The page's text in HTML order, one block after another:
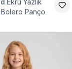
Ekru Yazlık
Panço